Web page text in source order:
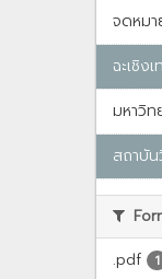
จดหมา
ฉะเชิงเ
มหาวิท
สถาบั
.pdf
1